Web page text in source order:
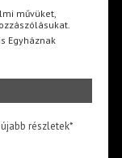
művüket,
Egyháznak
részletek*